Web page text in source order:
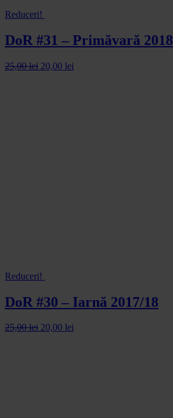
Reduceri!
DoR #31 – Primăvară 2018
25,00lei 20,00 lei
Reduceri!
DoR #30 – Iarnă 2017/18
25,00lei 20,00 lei